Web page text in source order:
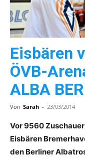
Eisbären
ÖVB-
ALBA
Von Sarah - 23/03/2014
Vor 9560
Eisbären
den Berliner